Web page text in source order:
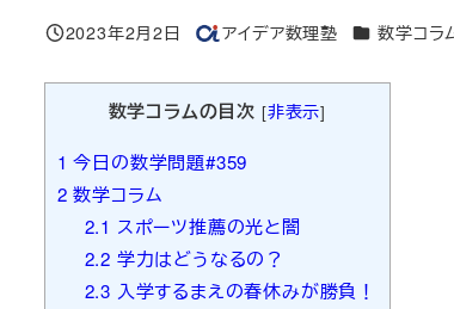
投稿日
2023年2月2日
著
アイデア数理塾 カテゴリー
数学コラ
数学コラムの目次 [非表示]
1 今日の数学問題#359
2 数学コラム
2.1 スポーツ推薦の光と闇
2.2 学力はどうなるの？
2.3 入学するまえの春休みが勝負！